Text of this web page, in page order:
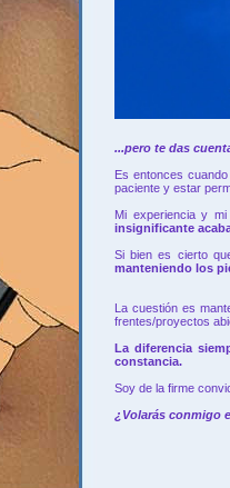
...pero te das
Es entonces
paciente y estar
Mi experiencia y
insignificante
Si bien es cierto
manteniendo los
La cuestión es
frentes/proyectos
La diferencia
constancia.
Soy de la firme
¿Volarás conmigo